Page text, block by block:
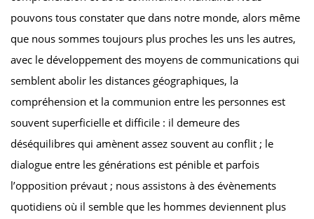
pouvons tous constater que dans notre monde, alors même
que nous sommes toujours plus proches les uns les autres,
avec le développement des moyens de communications qui
semblent abolir les distances géographiques, la
compréhension et la communion entre les personnes est
souvent superficielle et difficile : il demeure des
déséquilibres qui amènent assez souvent au conflit ; le
dialogue entre les générations est pénible et parfois
l’opposition prévaut ; nous assistons à des évènements
quotidiens où il semble que les hommes deviennent plus